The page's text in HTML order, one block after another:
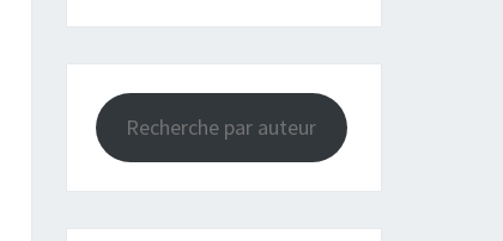
Recherche par auteur